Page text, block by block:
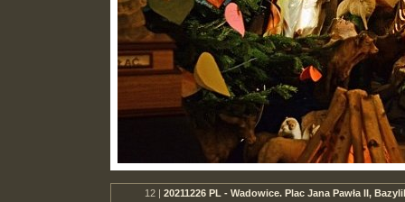
12 | 20211226 PL - Wadowice. Plac Jana Pawła II,